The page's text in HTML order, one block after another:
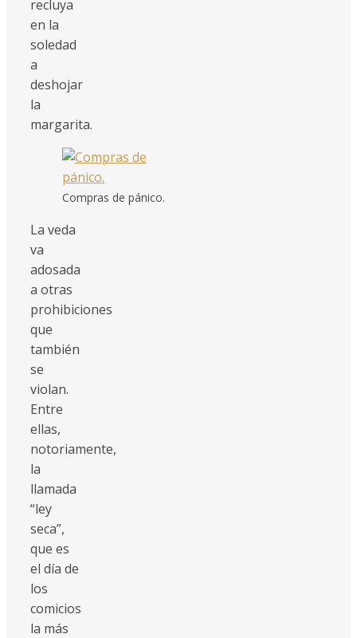
recluya
en la
soledad
a
deshojar
la
margarita.
Compras de pánico.
La veda
va
adosada
a otras
prohibiciones
que
también
se
violan.
Entre
ellas,
notoriamente,
la
llamada
“ley
seca”,
que es
el día de
los
comicios
la más